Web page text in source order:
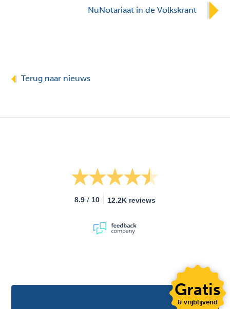
NuNotariaat in de Volkskrant
Terug naar nieuws
8.9 / 10 12.2K reviews
Gratis
& vrijblijvend